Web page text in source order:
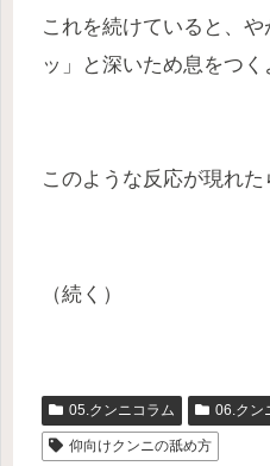
これを続けていると、
ッ」と深いため息をつく
このような反応が現れた
（続く）
05.クンニコラム 06.クン
仰向けクンニの舐め方